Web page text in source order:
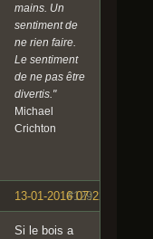
mains. Un
sentiment de
ne rien faire.
Le sentiment
de ne pas être
divertis."
Michael
Crichton
#129
13-01-2016 07:22:00
Si le bois a